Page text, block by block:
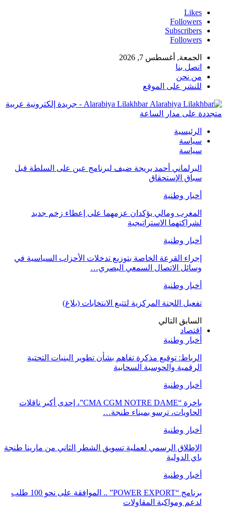
Likes
Followers
Subscribers
Followers
الجمعة, أغسطس 7, 2026
اتصل بنا
من نحن
للنشر على الموقع
Alarabiya Lilakhbar - جريدة إلكترونية عربية
متجددة على مدار الساعة
الرئيسية
سياسة
سياسة
البرلماني أحمد بريجة ضيف لبرنامج عين على السلطة قبل
سباق الإستحقاق
أخبار وطنية
المغرب ومالي يؤكدان عزمهما على إعطاء زخم جديد
لشراكتهما الاستراتيجية
أخبار وطنية
إجراء القرعة الخاصة بتوزيع تدخلات الأحزاب السياسية في
وسائل الاتصال السمعي البصري…
أخبار وطنية
تفعيل اللجنة المركزية لتتبع الانتخابات (بلاغ)
السابق التالي
اقتصاد
أخبار وطنية
الرباط: توقيع مذكرة تفاهم بشأن تطوير البنيات التحتية
الرقمية والحوسبة السحابية
أخبار وطنية
باخرة “CMA CGM NOTRE DAME”، إحدى أكبر ناقلات
الحاويات، ترسو بميناء طنجة…
أخبار وطنية
الإطلاق الرسمي لعملية تسويق الشطر الثاني من مارينا طنجة
باي الدولية
أخبار وطنية
برنامج “POWER EXPORT” .. الموافقة على نحو 100 طلب
لدعم ومواكبة المقاولات